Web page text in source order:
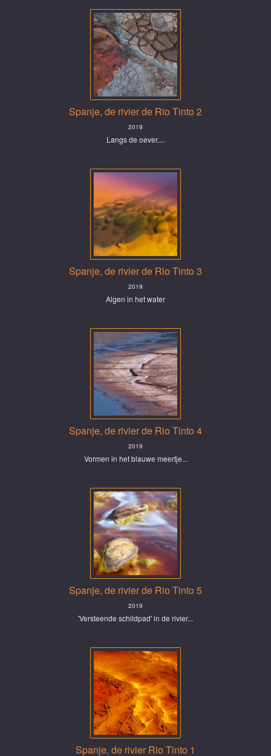
Spanje, de rivier de Rio Tinto 2
2019
Langs de oever....
Spanje, de rivier de Rio Tinto 3
2019
Algen in het water
Spanje, de rivier de Rio Tinto 4
2019
Vormen in het blauwe meertje...
Spanje, de rivier de Rio Tinto 5
2019
'Versteende schildpad' in de rivier...
Spanje, de rivier Rio Tinto 1